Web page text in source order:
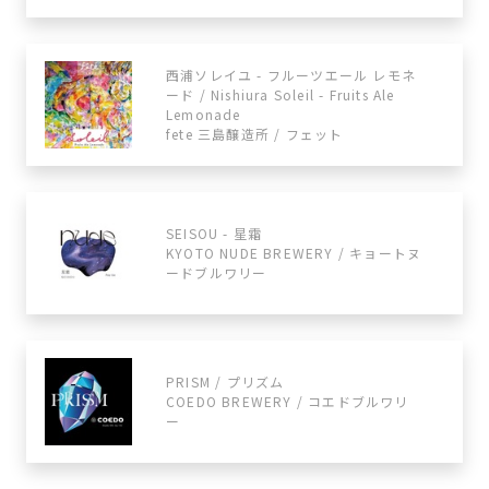
西浦ソレイユ - フルーツエール レモネ
ード / Nishiura Soleil - Fruits Ale
Lemonade
fete 三島醸造所 / フェット
SEISOU - 星霜
KYOTO NUDE BREWERY / キョートヌ
ードブルワリー
PRISM / プリズム
COEDO BREWERY / コエドブルワリ
ー